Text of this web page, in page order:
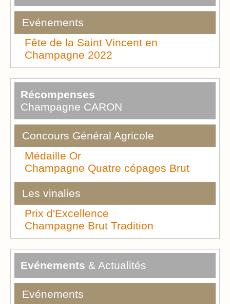
Evénements
Fête de la Saint Vincent en
Champagne 2022
Récompenses
Champagne CARON
Concours Général Agricole
Médaille Or
Champagne Quatre cépages Brut
Les vinalies
Prix d'Excellence
Champagne Brut Tradition
Evénements & Actualités
Evénements